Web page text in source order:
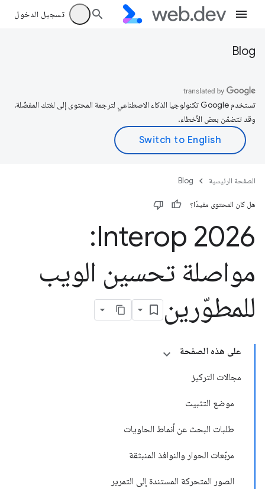
تسجيل الدخول
Blog
تستخدم Google تكنولوجيا الذكاء الاصطناعي لترجمة المحتوى إلى لغتك المفضّلة،
وقد تتضمّن بعض الأخطاء.
الصفحة الرئيسية Blog
هل كان المحتوى مفيدًا؟
Interop 2026:
مواصلة تحسين الويب
للمطوّرين
على هذه الصفحة
مجالات التركيز
موضع التثبيت
طلبات البحث عن أنماط الحاويات
مربّعات الحوار والنوافذ المنبثقة
الصور المتحركة المستندة إلى التمرير